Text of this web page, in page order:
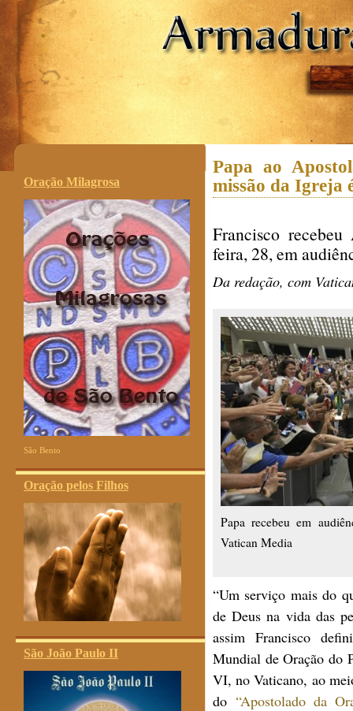
.
Oração Milagrosa
São Bento
Oração pelos Filhos
São João Paulo II
Papa ao
missão da Igreja
Francisco
feira, 28, em
Da redação, com
Papa recebeu em
Vatican Media
“Um serviço mais do
de Deus na vida das
assim Francisco
Mundial de Oração do
VI, no Vaticano, ao
do “Apostolado da